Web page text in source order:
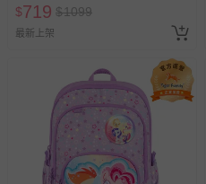
$719 $1099
最新上架